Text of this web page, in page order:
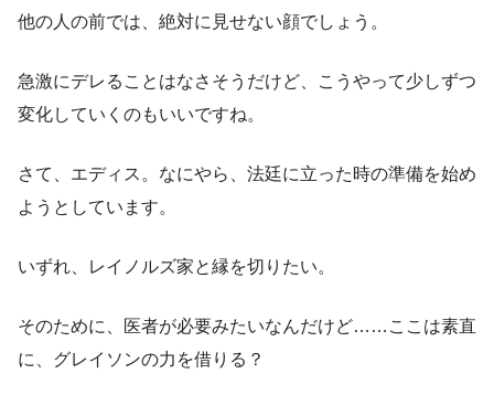
他の人の前では、絶対に見せない顔でしょう。
急激にデレることはなさそうだけど、こうやって少しずつ
変化していくのもいいですね。
さて、エディス。なにやら、法廷に立った時の準備を始め
ようとしています。
いずれ、レイノルズ家と縁を切りたい。
そのために、医者が必要みたいなんだけど……ここは素直
に、グレイソンの力を借りる？